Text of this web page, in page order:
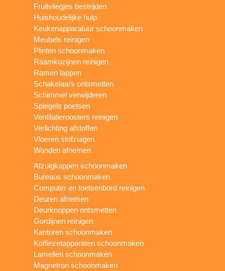
Fruitvliegjes bestrijden
Huishoudelijke hulp
Keukenapparatuur schoonmaken
Meubels reinigen
Plinten schoonmaken
Raamkozijnen reinigen
Ramen lappen
Schakelaars ontsmetten
Schimmel verwijderen
Spiegels poetsen
Ventilatieroosters reinigen
Verlichting afstoffen
Vloeren stofzuigen
Wanden afnemen
Afzuigkappen schoonmaken
Bureaus schoonmaken
Computer en toetsenbord reinigen
Deuren afnemen
Deurknoppen ontsmetten
Gordijnen reinigen
Kantoren schoonmaken
Koffiezetapparaten schoonmaken
Lamellen schoonmaken
Magnetron schoonmaken